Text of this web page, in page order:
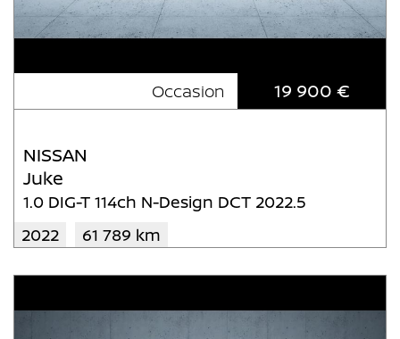
Occasion 19 900 €
NISSAN
Juke
1.0 DIG-T 114ch N-Design DCT 2022.5
2022
61 789 km